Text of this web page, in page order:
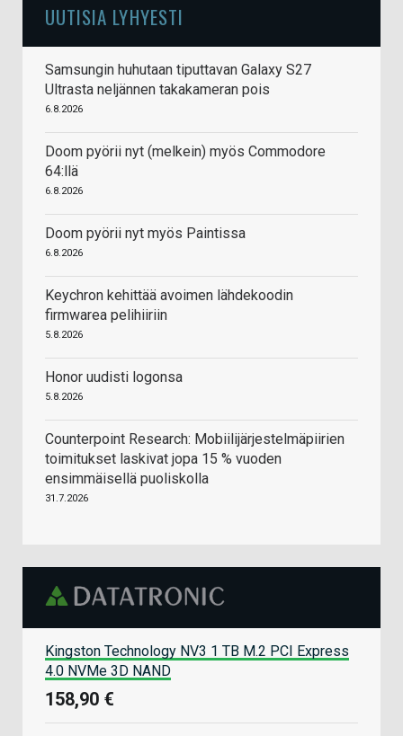
UUTISIA LYHYESTI
Samsungin huhutaan tiputtavan Galaxy S27
Ultrasta neljännen takakameran pois
6.8.2026
Doom pyörii nyt (melkein) myös Commodore
64:llä
6.8.2026
Doom pyörii nyt myös Paintissa
6.8.2026
Keychron kehittää avoimen lähdekoodin
firmwarea pelihiiriin
5.8.2026
Honor uudisti logonsa
5.8.2026
Counterpoint Research: Mobiilijärjestelmäpiirien
toimitukset laskivat jopa 15 % vuoden
ensimmäisellä puoliskolla
31.7.2026
Kingston Technology NV3 1 TB M.2 PCI Express
4.0 NVMe 3D NAND
158,90 €